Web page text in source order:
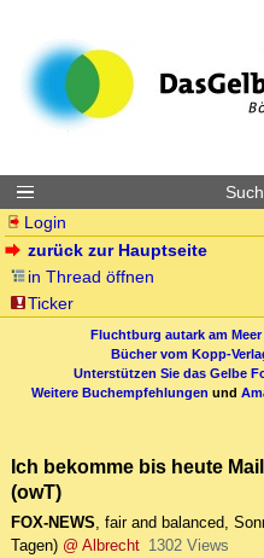
Login
zurück zur Hauptseite
in Thread öffnen
Ticker
Fluchtburg autark am Meer
Bücher vom Kopp-
Unterstützen Sie das Gelbe
Weitere Buchempfehlungen und
Ich bekomme bis heute
(owT)
FOX-NEWS, fair and balanced,
Tagen) @ Albrecht 1302 Views